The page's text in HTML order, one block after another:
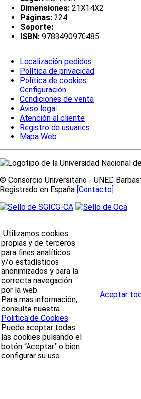
Dimensiones: 21X14X2
Páginas: 224
Soporte:
ISBN: 9788490970485
Localización pedidos
Política de privacidad
Política de cookies
Configuración
Condiciones de venta
Aviso legal
Atención al cliente
Registro de usuarios
Mapa Web
© Consorcio Universitario - UNED
Registrado en España [Contacto]
Utilizamos cookies
propias y de terceros
para fines analíticos
y/o estadísticos
anonimizados y para la
correcta navegación
por la web.
Para más información,
consulte nuestra
Politica de Cookies.
Puede aceptar todas
las cookies pulsando el
botón “Aceptar” o bien
configurar su uso.
Aceptar